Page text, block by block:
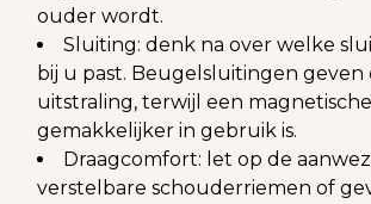
ouder wordt.
Sluiting: denk na over welke
bij u past. Beugelsluitingen geven
uitstraling, terwijl een
gemakkelijker in gebruik is.
Draagcomfort: let op de
verstelbare schouderriemen of